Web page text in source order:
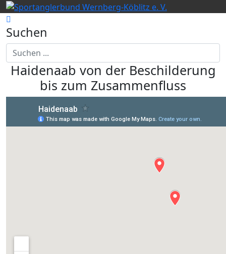
Suchen
Haidenaab von der Beschilderung
bis zum Zusammenfluss